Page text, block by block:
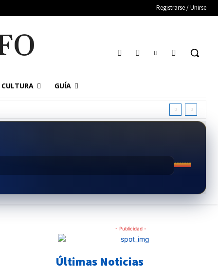
Registrarse / Unirse
CULTURA GUÍA
- Publicidad -
Últimas Noticias